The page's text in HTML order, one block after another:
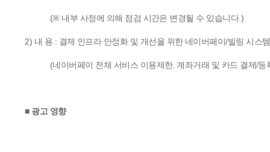
(※ 내부 사정에 의해 점검 시간은 변경될 수 있습니다.)
2) 내 용 : 결제 인프라 안정화 및 개선을 위한 네이버페이/빌링 시스템
(네이버페이 전체 서비스 이용제한. 계좌거래 및 카드 결제/등
■ 광고 영향